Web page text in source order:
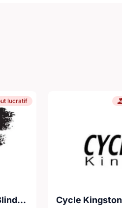
lucratif
Canadian National Institute for Blindness (CNIB) Cycle Kingston